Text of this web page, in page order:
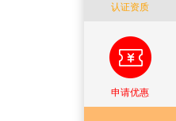
认证资质
申请优惠